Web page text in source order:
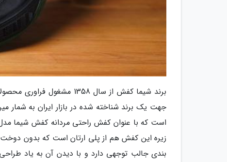
برند شیما کفش از سال
جهت یک برند شناخته شده در بازار ایران به شمار
زیره این کفش هم از پلی ارتان است که بدون
بندی جالب توجهی دارد و با دیدن آن به یاد